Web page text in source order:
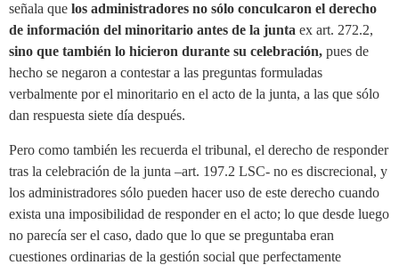
señala que los administradores no sólo conculcaron el derecho
de información del minoritario antes de la junta ex art. 272.2,
sino que también lo hicieron durante su celebración, pues de
hecho se negaron a contestar a las preguntas formuladas
verbalmente por el minoritario en el acto de la junta, a las que sólo
dan respuesta siete día después.
Pero como también les recuerda el tribunal, el derecho de responder
tras la celebración de la junta –art. 197.2 LSC- no es discrecional, y
los administradores sólo pueden hacer uso de este derecho cuando
exista una imposibilidad de responder en el acto; lo que desde luego
no parecía ser el caso, dado que lo que se preguntaba eran
cuestiones ordinarias de la gestión social que perfectamente